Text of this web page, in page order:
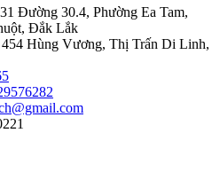
Đường 30.4, Phường Ea Tam,
Đắk Lắk
Hùng Vương, Thị Trấn Di Linh,